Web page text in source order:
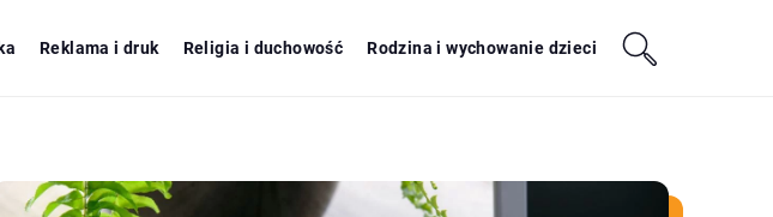
Reklama i druk Religia i duchowość Rodzina i wychowanie dzieci